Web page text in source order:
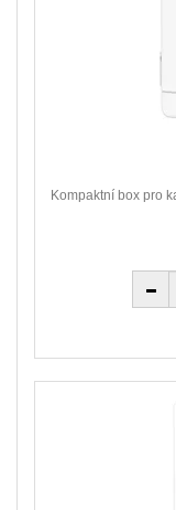
Kompaktní box pro